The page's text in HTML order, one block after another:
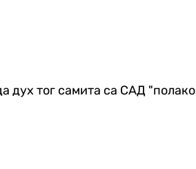
тог самита са САД "полако